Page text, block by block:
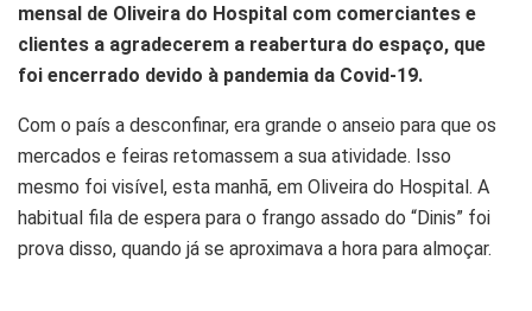
mensal de Oliveira do Hospital com comerciantes e
clientes a agradecerem a reabertura do espaço, que
foi encerrado devido à pandemia da Covid-19.
Com o país a desconfinar, era grande o anseio para que os
mercados e feiras retomassem a sua atividade. Isso
mesmo foi visível, esta manhã, em Oliveira do Hospital. A
habitual fila de espera para o frango assado do “Dinis” foi
prova disso, quando já se aproximava a hora para almoçar.